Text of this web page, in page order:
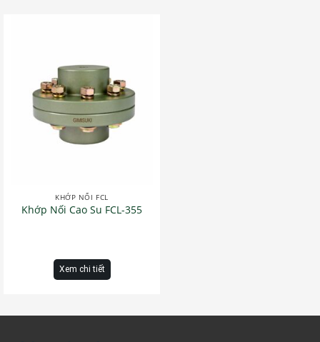
KHỚP NỐI FCL
Khớp Nối Cao Su FCL-355
Xem chi tiết